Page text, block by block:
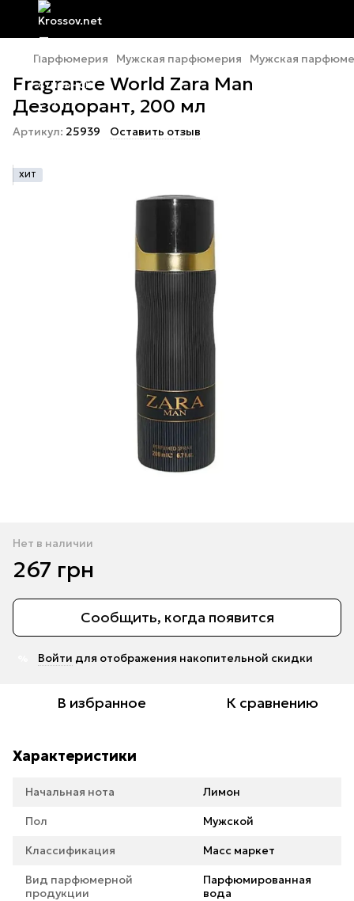
Парфюмерия Мужская парфюмерия Мужская
Fragrance World Zara Man
Дезодорант, 200 мл
Артикул: 25939 Оставить отзыв
ХИТ
Нет в наличии
267 грн
Сообщить, когда появится
Войти для отображения накопительной скидки
В избранное К сравнению
Характеристики
Начальная нота Лимон
Пол Мужской
Классификация Масс маркет
Вид парфюмерной
продукции
Парфюмированная
вода